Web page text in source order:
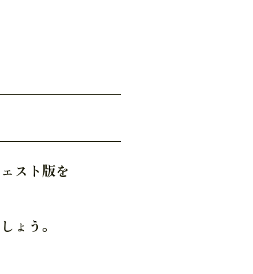
スト版を
ょう。